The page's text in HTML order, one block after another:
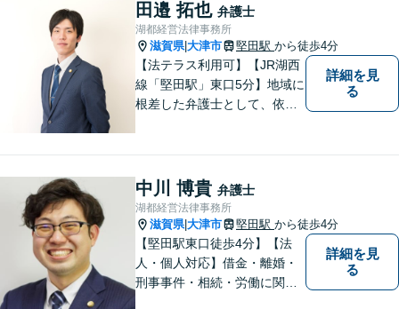
の目線で敷居が低い弁護士と
して、親身にあなたの立場に
立って、ご相談に対応いたし
ます。
田邉 拓也 弁護士
湖都経営法律事務所
滋賀県|大津市 堅田駅 から徒歩4分
【法テラス利用可】【JR湖西
線「堅田駅」東口5分】地域に
根差した弁護士として、依頼
ます。弁護士に依頼するのは
敷居が高いとお考えの方も、
まずは一度ご相談ください。
詳細を見
る
中川 博貴 弁護士
湖都経営法律事務所
滋賀県|大津市 堅田駅 から徒歩4分
【堅田駅東口徒歩4分】【法
人・個人対応】借金・離婚・
刑事事件・相続・労働に関す
詳細を見
る